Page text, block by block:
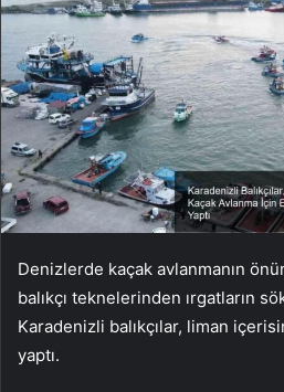
Denizlerde kaçak avlanmanın
balıkçı teknelerinden ırgatların
Karadenizli balıkçılar, liman
yaptı.